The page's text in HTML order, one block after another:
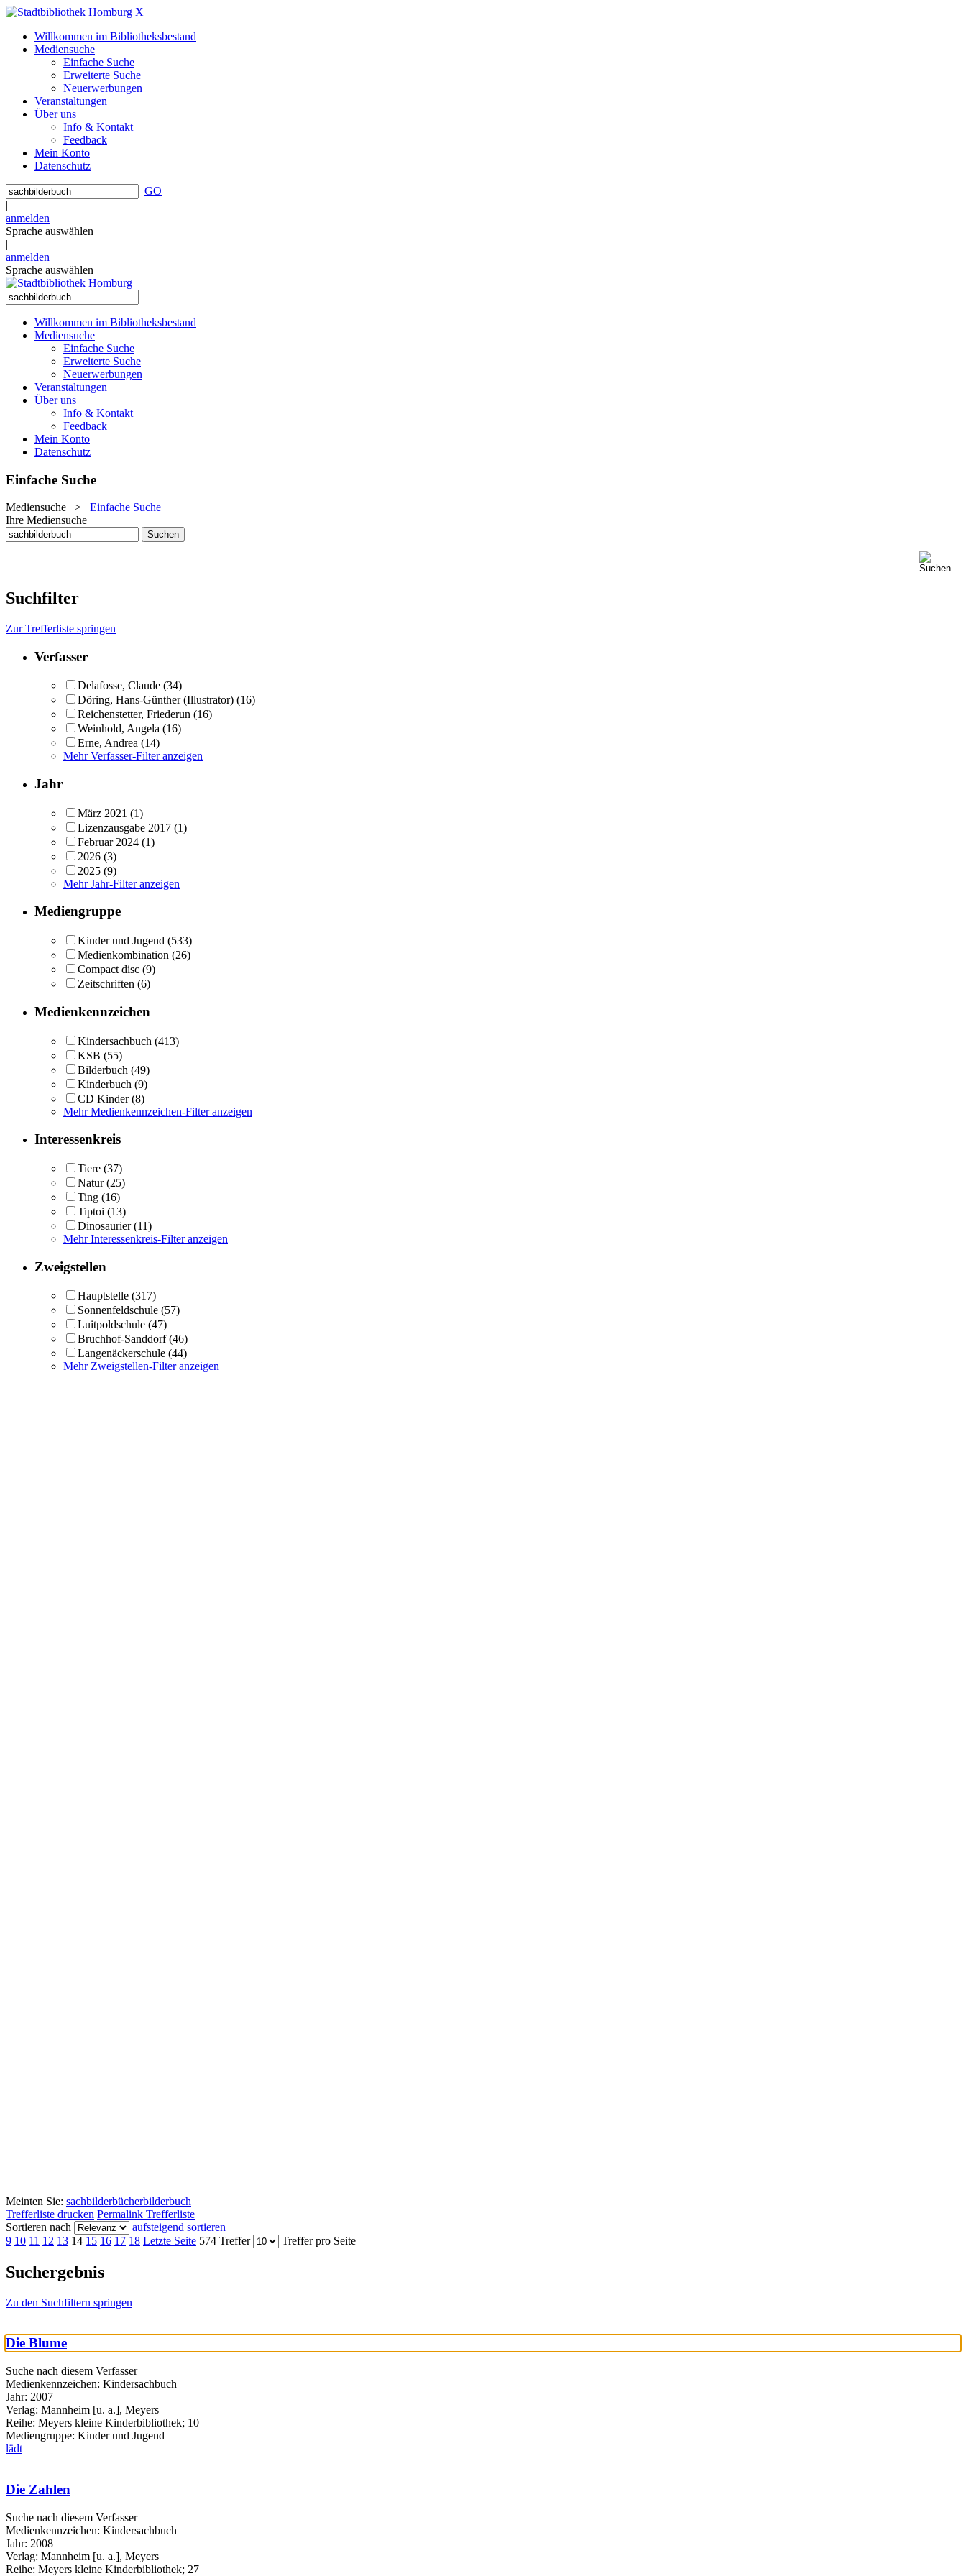
X
Willkommen im Bibliotheksbestand
Mediensuche
Einfache Suche
Erweiterte Suche
Neuerwerbungen
Veranstaltungen
Über uns
Info & Kontakt
Feedback
Mein Konto
Datenschutz
GO
|
anmelden
Sprache auswählen
|
anmelden
Sprache auswählen
Willkommen im Bibliotheksbestand
Mediensuche
Einfache Suche
Erweiterte Suche
Neuerwerbungen
Veranstaltungen
Über uns
Info & Kontakt
Feedback
Mein Konto
Datenschutz
Einfache Suche
Mediensuche > Einfache Suche
Ihre Mediensuche
Suchfilter
Zur Trefferliste springen
Verfasser
Delafosse, Claude (34)
Döring, Hans-Günther (Illustrator) (16)
Reichenstetter, Friederun (16)
Weinhold, Angela (16)
Erne, Andrea (14)
Mehr Verfasser-Filter anzeigen
Jahr
März 2021 (1)
Lizenzausgabe 2017 (1)
Februar 2024 (1)
2026 (3)
2025 (9)
Mehr Jahr-Filter anzeigen
Mediengruppe
Kinder und Jugend (533)
Medienkombination (26)
Compact disc (9)
Zeitschriften (6)
Medienkennzeichen
Kindersachbuch (413)
KSB (55)
Bilderbuch (49)
Kinderbuch (9)
CD Kinder (8)
Mehr Medienkennzeichen-Filter anzeigen
Interessenkreis
Tiere (37)
Natur (25)
Ting (16)
Tiptoi (13)
Dinosaurier (11)
Mehr Interessenkreis-Filter anzeigen
Zweigstellen
Hauptstelle (317)
Sonnenfeldschule (57)
Luitpoldschule (47)
Bruchhof-Sanddorf (46)
Langenäckerschule (44)
Mehr Zweigstellen-Filter anzeigen
Meinten Sie: sachbilderbücherbilderbuch
Trefferliste drucken Permalink Trefferliste
Sortieren nach
aufsteigend sortieren
9 10 11 12 13 14 15 16 17 18 Letzte Seite 574 Treffer Treffer pro Seite
Suchergebnis
Zu den Suchfiltern springen
Die Blume
Suche nach diesem Verfasser
Medienkennzeichen: Kindersachbuch
Jahr: 2007
Verlag: Mannheim [u. a.], Meyers
Reihe: Meyers kleine Kinderbibliothek; 10
Mediengruppe: Kinder und Jugend
lädt
Die Zahlen
Suche nach diesem Verfasser
Medienkennzeichen: Kindersachbuch
Jahr: 2008
Verlag: Mannheim [u. a.], Meyers
Reihe: Meyers kleine Kinderbibliothek; 27